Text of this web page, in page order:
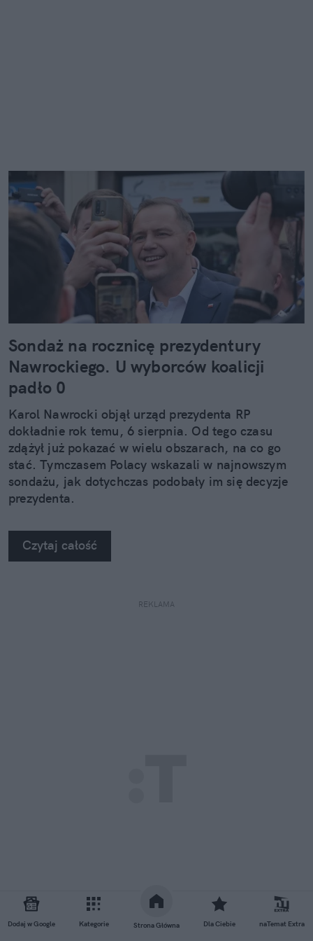
Dodaj w Google Kategorie Strona Główna Dla Ciebie naTemat Extra
Sondaż na rocznicę prezydentury
Nawrockiego. U wyborców koalicji
padło 0
Karol Nawrocki objął urząd prezydenta RP
dokładnie rok temu, 6 sierpnia. Od tego czasu
zdążył już pokazać w wielu obszarach, na co go
stać. Tymczasem Polacy wskazali w najnowszym
sondażu, jak dotychczas podobały im się decyzje
prezydenta.
Czytaj całość
REKLAMA